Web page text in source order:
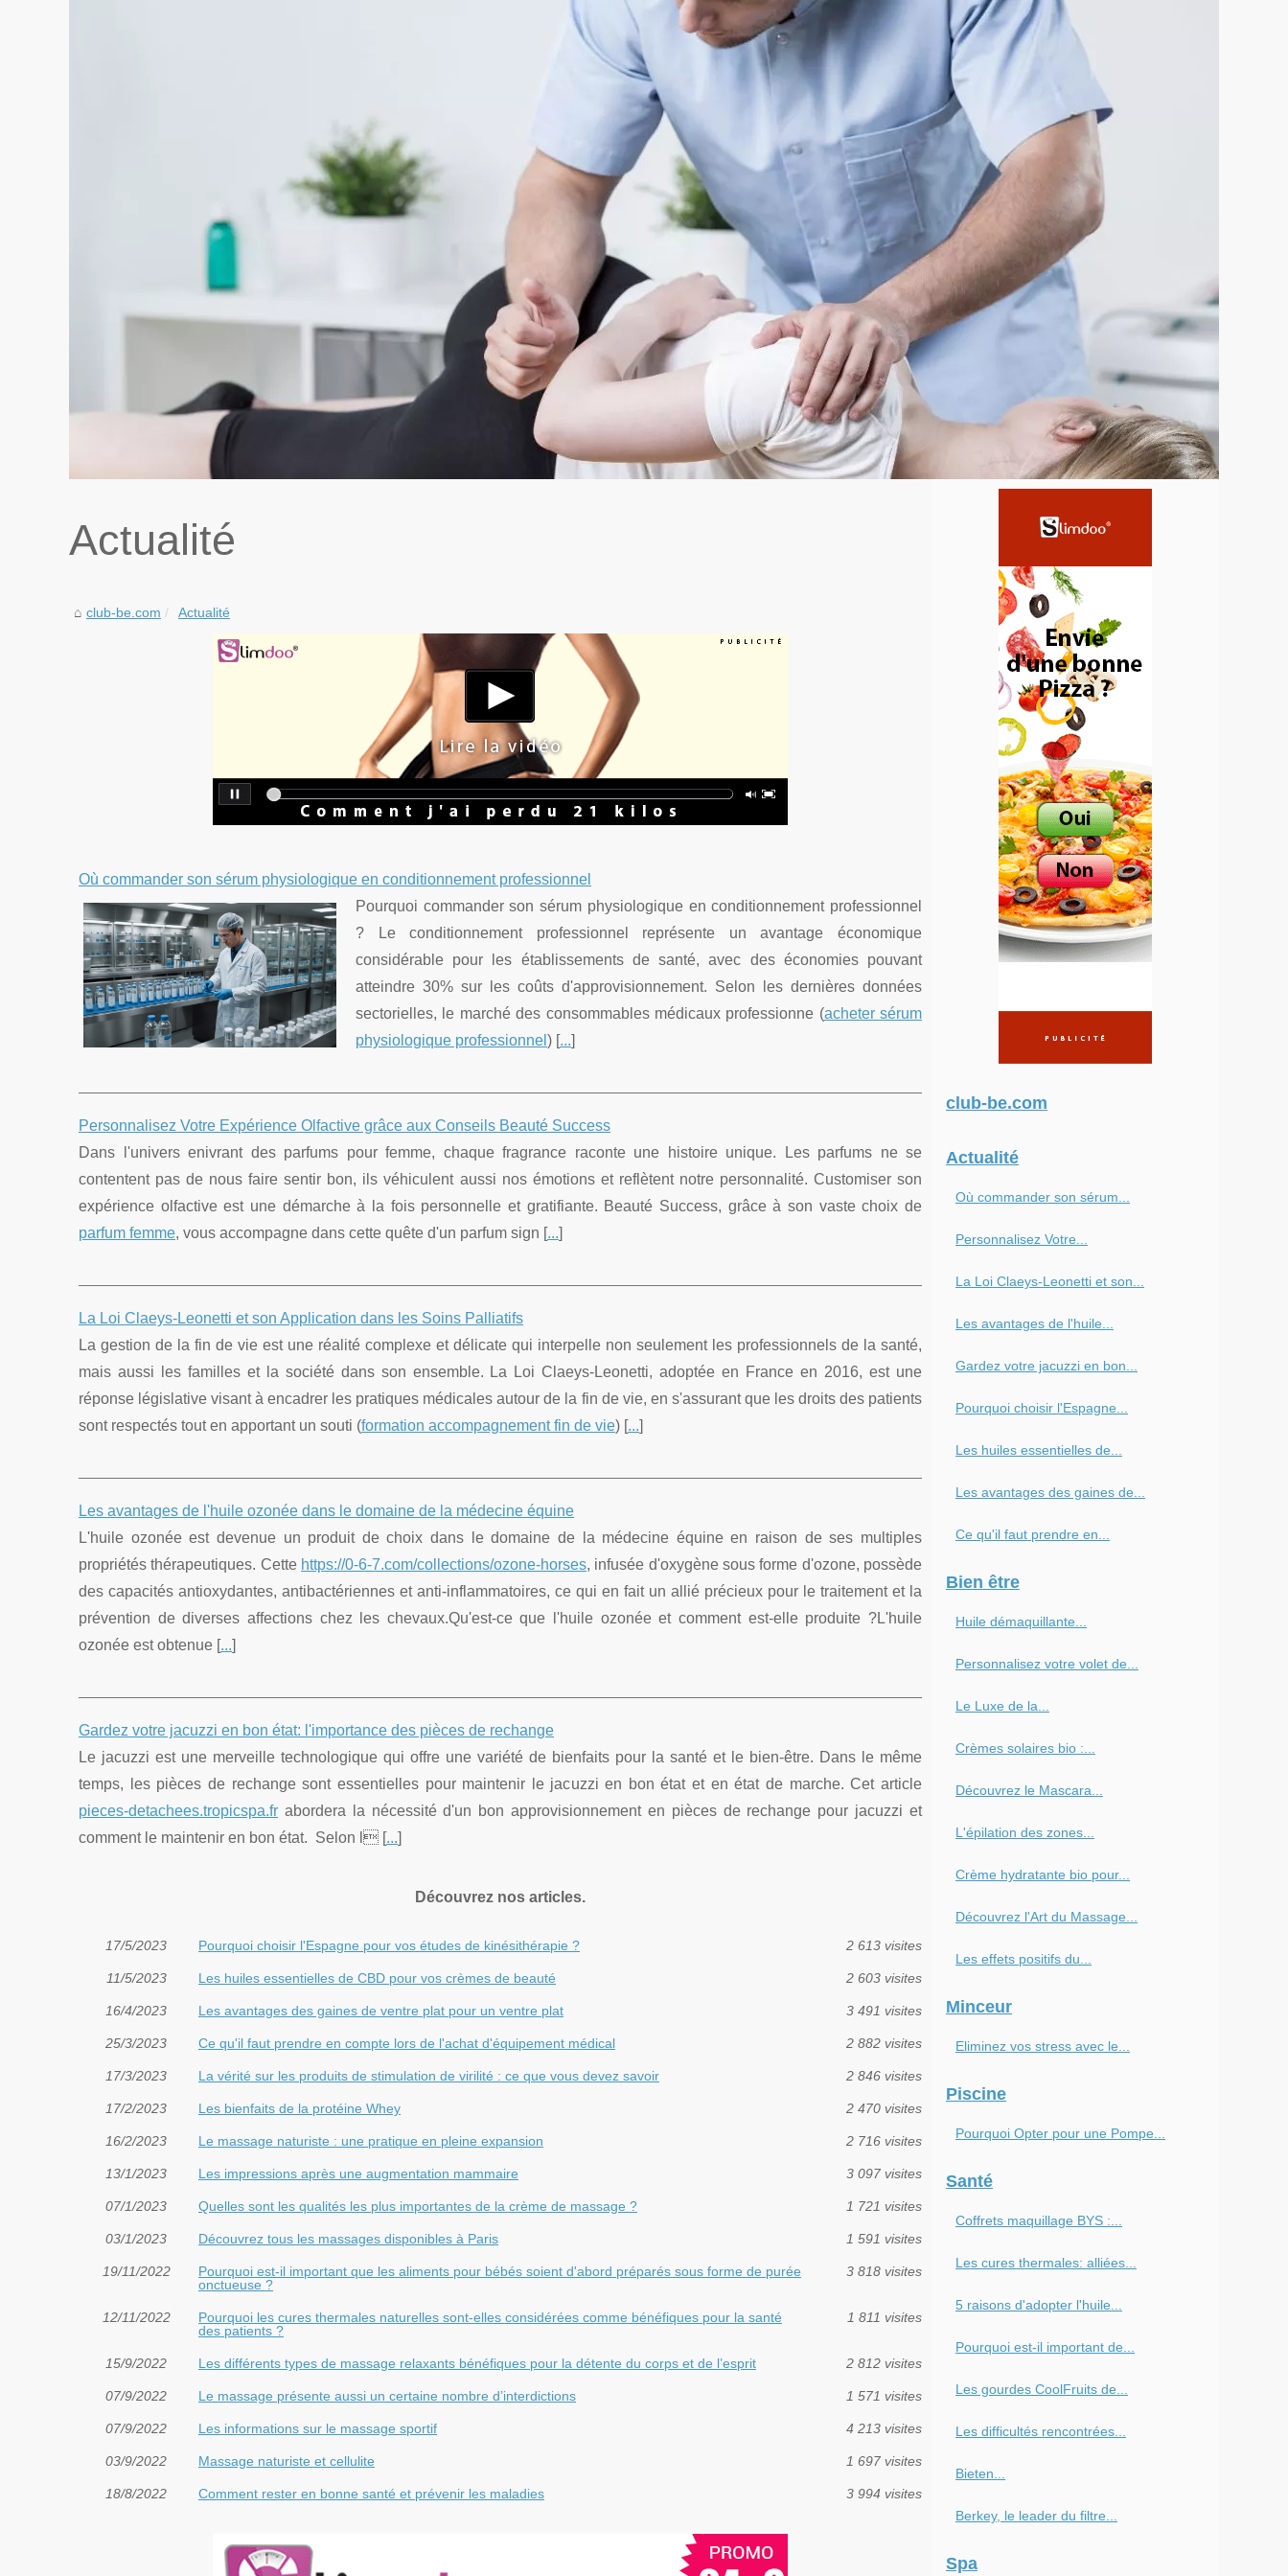
Actualité
club-be.com Actualité
Où commander son sérum physiologique en conditionnement professionnel
Pourquoi commander son sérum physiologique en conditionnement professionnel
? Le conditionnement professionnel représente un avantage économique
considérable pour les établissements de santé, avec des économies pouvant
atteindre 30% sur les coûts d'approvisionnement. Selon les dernières données
sectorielles, le marché des consommables médicaux professionne (acheter sérum
physiologique professionnel ) [...]
Personnalisez Votre Expérience Olfactive grâce aux Conseils Beauté Success
Dans l'univers enivrant des parfums pour femme, chaque fragrance raconte une histoire unique. Les parfums ne se
contentent pas de nous faire sentir bon, ils véhiculent aussi nos émotions et reflètent notre personnalité. Customiser son
expérience olfactive est une démarche à la fois personnelle et gratifiante. Beauté Success, grâce à son vaste choix de
parfum femme, vous accompagne dans cette quête d'un parfum sign [...]
La Loi Claeys-Leonetti et son Application dans les Soins Palliatifs
La gestion de la fin de vie est une réalité complexe et délicate qui interpelle non seulement les professionnels de la santé,
mais aussi les familles et la société dans son ensemble. La Loi Claeys-Leonetti, adoptée en France en 2016, est une
réponse législative visant à encadrer les pratiques médicales autour de la fin de vie, en s'assurant que les droits des patients
sont respectés tout en apportant un souti (formation accompagnement fin de vie) [...]
Les avantages de l'huile ozonée dans le domaine de la médecine équine
L'huile ozonée est devenue un produit de choix dans le domaine de la médecine équine en raison de ses multiples
propriétés thérapeutiques. Cette https://0-6-7.com/collections/ozone-horses, infusée d'oxygène sous forme d'ozone, possède
des capacités antioxydantes, antibactériennes et anti-inflammatoires, ce qui en fait un allié précieux pour le traitement et la
prévention de diverses affections chez les chevaux.Qu'est-ce que l'huile ozonée et comment est-elle produite ?L'huile
ozonée est obtenue [...]
Gardez votre jacuzzi en bon état: l'importance des pièces de rechange
Le jacuzzi est une merveille technologique qui offre une variété de bienfaits pour la santé et le bien-être. Dans le même
temps, les pièces de rechange sont essentielles pour maintenir le jacuzzi en bon état et en état de marche. Cet article
pieces-detachees.tropicspa.fr abordera la nécessité d'un bon approvisionnement en pièces de rechange pour jacuzzi et
comment le maintenir en bon état. Selon l [...]
Découvrez nos articles.
17/5/2023 Pourquoi choisir l'Espagne pour vos études de kinésithérapie ? 2 613 visites
11/5/2023 Les huiles essentielles de CBD pour vos crèmes de beauté 2 603 visites
16/4/2023 Les avantages des gaines de ventre plat pour un ventre plat 3 491 visites
25/3/2023 Ce qu'il faut prendre en compte lors de l'achat d'équipement médical 2 882 visites
17/3/2023 La vérité sur les produits de stimulation de virilité : ce que vous devez savoir 2 846 visites
17/2/2023 Les bienfaits de la protéine Whey 2 470 visites
16/2/2023 Le massage naturiste : une pratique en pleine expansion 2 716 visites
13/1/2023 Les impressions après une augmentation mammaire 3 097 visites
07/1/2023 Quelles sont les qualités les plus importantes de la crème de massage ? 1 721 visites
03/1/2023 Découvrez tous les massages disponibles à Paris 1 591 visites
19/11/2022
Pourquoi est-il important que les aliments pour bébés soient d'abord préparés sous forme de purée
onctueuse ?
3 818 visites
12/11/2022
Pourquoi les cures thermales naturelles sont-elles considérées comme bénéfiques pour la santé
des patients ?
1 811 visites
15/9/2022 Les différents types de massage relaxants bénéfiques pour la détente du corps et de l’esprit 2 812 visites
07/9/2022 Le massage présente aussi un certaine nombre d’interdictions 1 571 visites
07/9/2022 Les informations sur le massage sportif 4 213 visites
03/9/2022 Massage naturiste et cellulite 1 697 visites
18/8/2022 Comment rester en bonne santé et prévenir les maladies 3 994 visites
club-be.com
Actualité
Où commander son sérum...
Personnalisez Votre...
La Loi Claeys-Leonetti et son...
Les avantages de l'huile...
Gardez votre jacuzzi en bon...
Pourquoi choisir l'Espagne...
Les huiles essentielles de...
Les avantages des gaines de...
Ce qu'il faut prendre en...
Bien être
Huile démaquillante...
Personnalisez votre volet de...
Le Luxe de la...
Crèmes solaires bio :...
Découvrez le Mascara...
L'épilation des zones...
Crème hydratante bio pour...
Découvrez l'Art du Massage...
Les effets positifs du...
Minceur
Eliminez vos stress avec le...
Piscine
Pourquoi Opter pour une Pompe...
Santé
Coffrets maquillage BYS :...
Les cures thermales: alliées...
5 raisons d'adopter l'huile...
Pourquoi est-il important de...
Les gourdes CoolFruits de...
Les difficultés rencontrées...
Bieten...
Berkey, le leader du filtre...
Spa